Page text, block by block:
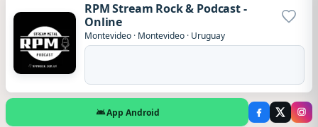
RPM Stream Rock & Podcast -
Online
Montevideo · Montevideo · Uruguay
App Android